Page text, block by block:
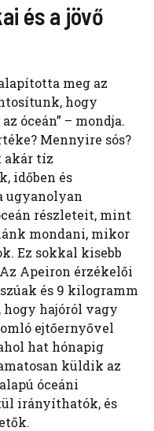
és a jövő
meg az
hogy
óceán” – mondja.
Mennyire sós?
akár tíz
időben és
ugyanolyan
részleteit, mint
mondani, mikor
Ez sokkal kisebb
Apeiron érzékelői
és 9 kilogramm
hajóról vagy
ejtőernyővel
hat hónapig
küldik az
óceáni
irányíthatók, és